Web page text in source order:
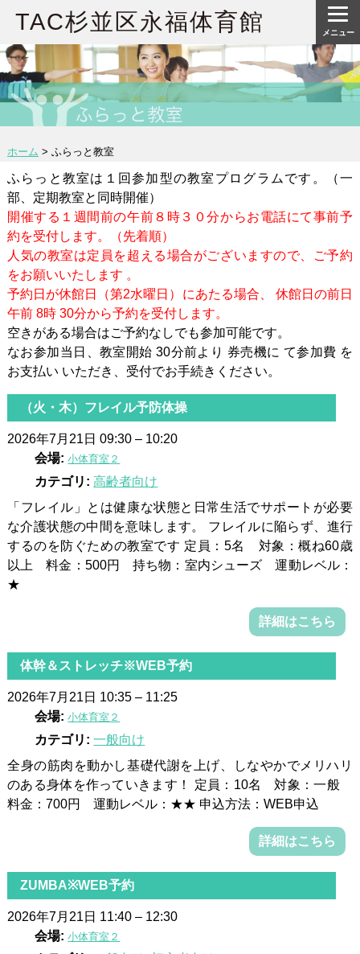
TAC杉並区永福体育館
ホーム > ふらっと教室
ふらっと教室は１回参加型の教室プログラムです。（一
部、定期教室と同時開催）
開催する１週間前の午前８時３０分からお電話にて事前予
約を受付します。（先着順）
人気の教室は定員を超える場合がございますので、ご予約
をお願いいたします 。
予約日が休館日（第2水曜日）にあたる場合、 休館日の前日
午前 8時 30分から予約を受付します。
空きがある場合はご予約なしでも参加可能です。
なお参加当日、教室開始 30分前より 券売機に て参加費 を
お支払い いただき、受付でお手続きください。
（火・木）フレイル予防体操
2026年7月21日 09:30– 10:20
会場: 小体育室２
カテゴリ: 高齢者向け
「フレイル」とは健康な状態と日常生活でサポートが必要
な介護状態の中間を意味します。 フレイルに陥らず、進行
するのを防ぐための教室です 定員：5名 対象：概ね60歳
以上 料金：500円 持ち物：室内シューズ 運動レベル：
★
詳細はこちら
体幹＆ストレッチ※WEB予約
2026年7月21日 10:35– 11:25
会場: 小体育室２
カテゴリ: 一般向け
全身の筋肉を動かし基礎代謝を上げ、しなやかでメリハリ
のある身体を作っていきます！ 定員：10名 対象：一般
料金：700円 運動レベル：★★ 申込方法：WEB申込
詳細はこちら
ZUMBA※WEB予約
2026年7月21日 11:40– 12:30
会場: 小体育室２
メニュー